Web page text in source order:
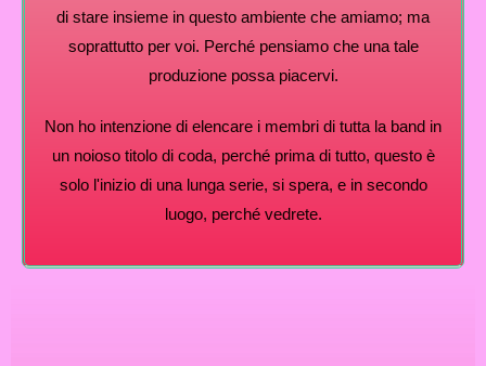
di stare insieme in questo ambiente che amiamo; ma
soprattutto per voi. Perché pensiamo che una tale
produzione possa piacervi.
Non ho intenzione di elencare i membri di tutta la band in
un noioso titolo di coda, perché prima di tutto, questo è
solo l'inizio di una lunga serie, si spera, e in secondo
luogo, perché vedrete.